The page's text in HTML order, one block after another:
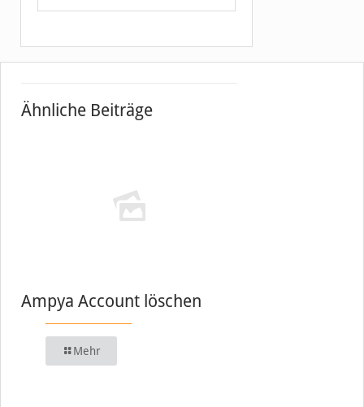
Ähnliche Beiträge
Ampya Account löschen
Mehr